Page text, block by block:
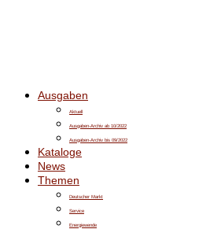
Ausgaben
Aktuell
Ausgaben-Archiv ab 10/2022
Ausgaben-Archiv bis 09/2022
Kataloge
News
Themen
Deutscher Markt
Service
Energiewende